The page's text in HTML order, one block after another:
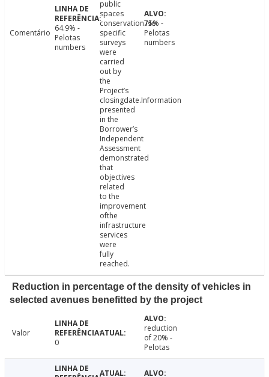
Comentário 64.9% -
Pelotas
numbers
public
spaces
conservation.No
specific
surveys
were
carried
out by
the
Project’s
closingdate.Information
presented
in the
Borrower’s
Independent
Assessment
demonstrated
that
objectives
related
to the
improvement
ofthe
infrastructure
services
were
fully
reached.
75% -
Pelotas
numbers
Reduction in percentage of the density of vehicles in
selected avenues benefitted by the project
Valor
0
reduction
of 20% -
Pelotas